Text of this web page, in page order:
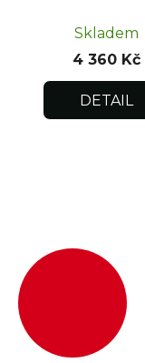
Skladem
4 360 Kč
DETAIL